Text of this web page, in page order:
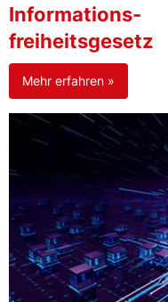
Informations-
freiheitsgesetz
Mehr erfahren »